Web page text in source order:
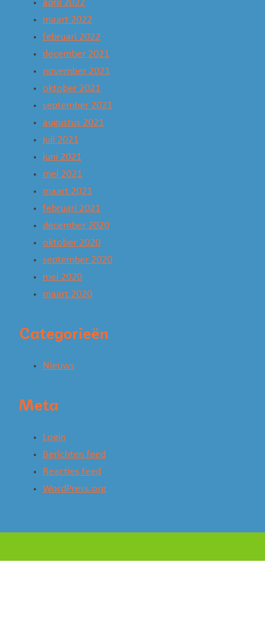
april 2022
maart 2022
februari 2022
december 2021
november 2021
oktober 2021
september 2021
augustus 2021
juli 2021
juni 2021
mei 2021
maart 2021
februari 2021
december 2020
oktober 2020
september 2020
mei 2020
maart 2020
Categorieën
Nieuws
Meta
Login
Berichten feed
Reacties feed
WordPress.org